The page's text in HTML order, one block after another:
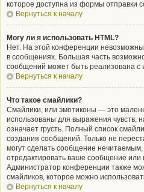
которое доступна из формы отправки
Вернуться к началу
Могу ли я использовать HTML?
Нет. На этой конференции
в сообщениях. Большая часть
сообщений может быть реализована с
Вернуться к началу
Что такое смайлики?
Смайлики, или эмотиконы — это
использованы для выражения чувств,
означает грусть. Полный список
создания сообщений. Только не
могут сделать сообщение
отредактировать ваше сообщение или
Администратор конференции также
смайликов, которое можно
Вернуться к началу